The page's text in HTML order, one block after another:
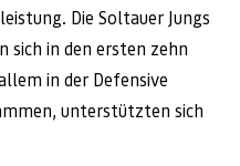
Die Soltauer Jungs
sich in den ersten zehn
in der Defensive
unterstützten sich